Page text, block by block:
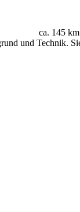
ca. 145
und Technik.